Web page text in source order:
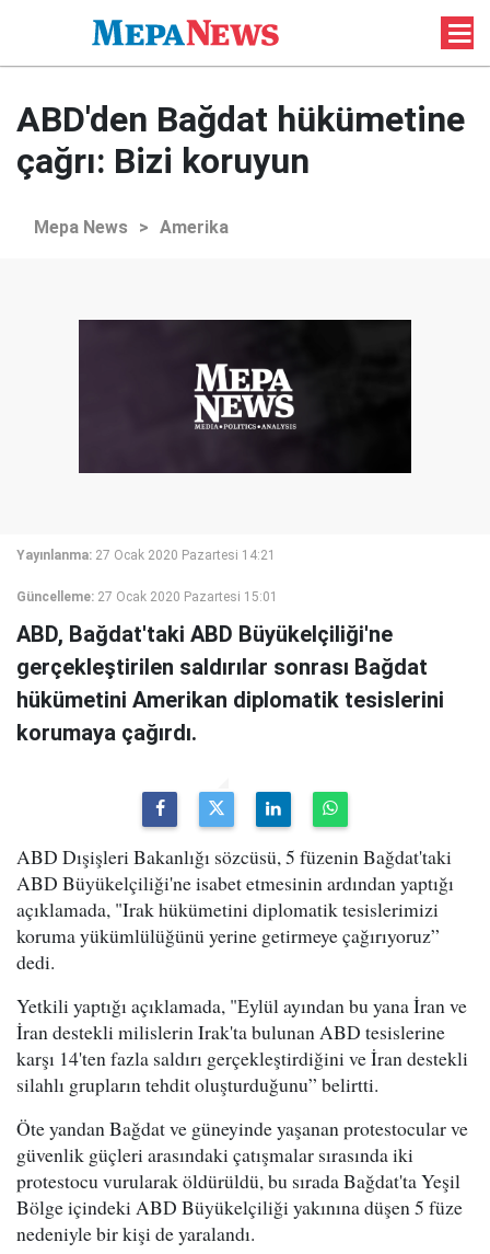
ABD'den Bağdat hükümetine
çağrı: Bizi koruyun
Mepa News > Amerika
Yayınlanma: 27 Ocak 2020 Pazartesi 14:21
Güncelleme: 27 Ocak 2020 Pazartesi 15:01
ABD, Bağdat'taki ABD Büyükelçiliği'ne
gerçekleştirilen saldırılar sonrası Bağdat
hükümetini Amerikan diplomatik tesislerini
korumaya çağırdı.
ABD Dışişleri Bakanlığı sözcüsü, 5 füzenin Bağdat'taki
ABD Büyükelçiliği'ne isabet etmesinin ardından yaptığı
açıklamada, "Irak hükümetini diplomatik tesislerimizi
koruma yükümlülüğünü yerine getirmeye çağırıyoruz”
dedi.
Yetkili yaptığı açıklamada, "Eylül ayından bu yana İran ve
İran destekli milislerin Irak'ta bulunan ABD tesislerine
karşı 14'ten fazla saldırı gerçekleştirdiğini ve İran destekli
silahlı grupların tehdit oluşturduğunu” belirtti.
Öte yandan Bağdat ve güneyinde yaşanan protestocular ve
güvenlik güçleri arasındaki çatışmalar sırasında iki
protestocu vurularak öldürüldü, bu sırada Bağdat'ta Yeşil
Bölge içindeki ABD Büyükelçiliği yakınına düşen 5 füze
nedeniyle bir kişi de yaralandı.